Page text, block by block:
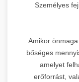
Személyes
Amikor
bőséges
amelyet
erőforrást,